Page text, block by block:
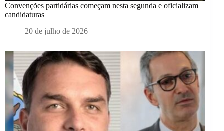
Convenções partidárias começam nesta segunda e oficializam
candidaturas
20 de julho de 2026